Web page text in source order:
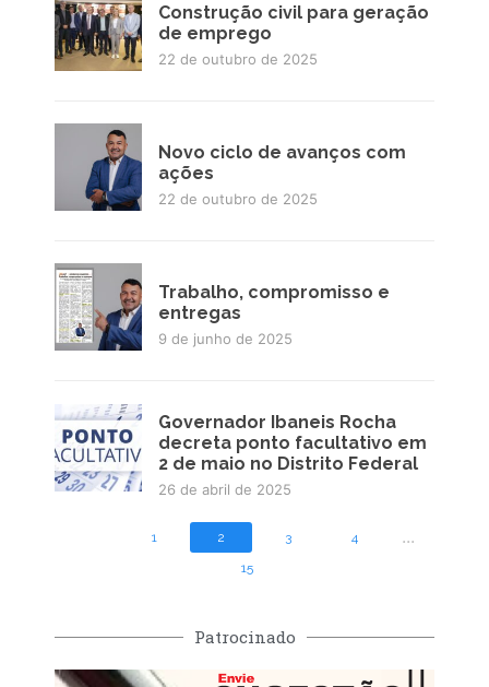
Construção civil para geração
de emprego
22 de outubro de 2025
Novo ciclo de avanços com
ações
22 de outubro de 2025
Trabalho, compromisso e
entregas
9 de junho de 2025
Governador Ibaneis Rocha
decreta ponto facultativo em
2 de maio no Distrito Federal
26 de abril de 2025
1 2 3 4 ...
15
Patrocinado